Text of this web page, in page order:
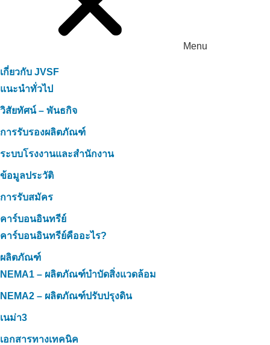
Menu
เกี่ยวกับ JVSF
แนะนำทั่วไป
วิสัยทัศน์ – พันธกิจ
การรับรองผลิตภัณฑ์
ระบบโรงงานและสำนักงาน
ข้อมูลประวัติ
การรับสมัคร
คาร์บอนอินทรีย์
คาร์บอนอินทรีย์คืออะไร?
ผลิตภัณฑ์
NEMA1 – ผลิตภัณฑ์บำบัดสิ่งแวดล้อม
NEMA2 – ผลิตภัณฑ์ปรับปรุงดิน
เนม่า3
เอกสารทางเทคนิค